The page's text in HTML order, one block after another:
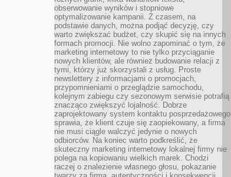
obserwowanie wyników i stopniowe
optymalizowanie kampanii. Z czasem, na
podstawie danych, można podjąć decyzję, czy
warto zwiększać budżet, czy skupić się na innych
formach promocji. Nie wolno zapominać o tym, że
marketing internetowy to nie tylko przyciąganie
nowych klientów, ale również budowanie relacji z
tymi, którzy już skorzystali z usług. Proste
newslettery z informacjami o promocjach,
przypomnieniami o przeglądzie samochodu,
kolejnym zabiegu czy sezonowym serwisie potrafią
znacząco zwiększyć lojalność. Dobrze
zaprojektowany system kontaktu posprzedażowego
sprawia, że klient czuje się zaopiekowany, a firma
nie musi ciągle walczyć jedynie o nowych
odbiorców. Na koniec warto podkreślić, że
skuteczny marketing internetowy lokalnej firmy nie
polega na kopiowaniu wielkich marek. Chodzi
raczej o znalezienie własnego głosu, pokazanie